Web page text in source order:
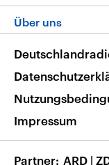
Neue
Podcasts
Frequenzen
FAQ
Musikliste
RSS
Über uns
Impressum
Partner ARD |